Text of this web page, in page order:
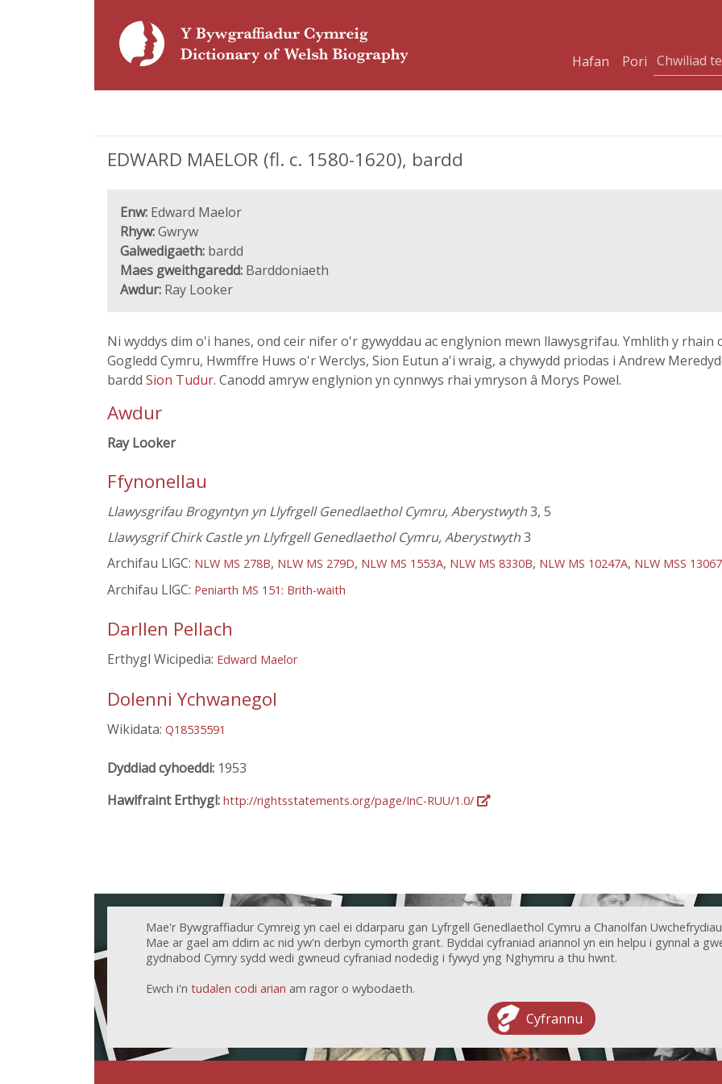
Hafan Pori
EDWARD MAELOR (fl. c. 1580-1620), bardd
Enw: Edward Maelor
Rhyw:Gwryw
Galwedigaeth: bardd
Maes gweithgaredd: Barddoniaeth
Awdur: Ray Looker
Ni wyddys dim o'i hanes, ond ceir nifer o'r gywyddau ac englynion mewn llawysgrifau. Ymhlith y rhain
Gogledd Cymru, Hwmffre Huws o'r Werclys, Sion Eutun a'i wraig, a chywydd priodas i Andrew
bardd Sion Tudur. Canodd amryw englynion yn cynnwys rhai ymryson â Morys Powel.
Awdur
Ray Looker
Ffynonellau
Llawysgrifau Brogyntyn yn Llyfrgell Genedlaethol Cymru, Aberystwyth3, 5
Llawysgrif Chirk Castle yn Llyfrgell Genedlaethol Cymru, Aberystwyth3
Archifau LlGC: NLW MS 278B, NLW MS 279D, NLW MS 1553A, NLW MS 8330B, NLW MS 10247A, NLW MSS
Archifau LlGC: Peniarth MS 151: Brith-waith
Darllen Pellach
Erthygl Wicipedia: Edward Maelor
Dolenni Ychwanegol
Wikidata: Q18535591
Dyddiad cyhoeddi: 1953
Hawlfraint Erthygl: http://rightsstatements.org/page/InC-RUU/1.0/
Mae'r Bywgraffiadur Cymreig yn cael ei ddarparu gan Lyfrgell Genedlaethol Cymru a Chanolfan
Mae ar gael am ddim ac nid yw'n derbyn cymorth grant. Byddai cyfraniad ariannol yn ein helpu i gynnal a
gydnabod Cymry sydd wedi gwneud cyfraniad nodedig i fywyd yng Nghymru a thu hwnt.
Ewch i'n tudalen codi arian am ragor o wybodaeth.
Cyfrannu